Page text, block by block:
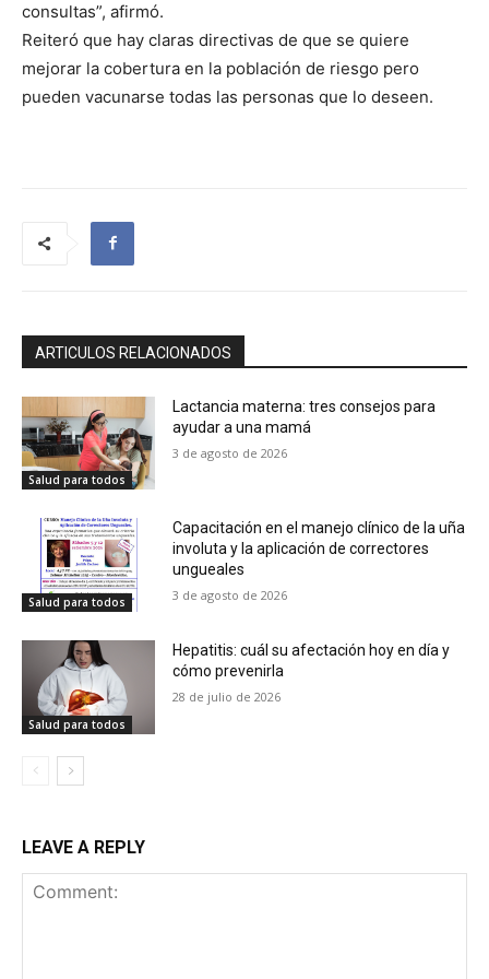
consultas”, afirmó.
Reiteró que hay claras directivas de que se quiere
mejorar la cobertura en la población de riesgo pero
pueden vacunarse todas las personas que lo deseen.
ARTICULOS RELACIONADOS
Salud para todos
Lactancia materna: tres consejos para
ayudar a una mamá
3 de agosto de 2026
Salud para todos
Capacitación en el manejo clínico de la uña
involuta y la aplicación de correctores
ungueales
3 de agosto de 2026
Salud para todos
Hepatitis: cuál su afectación hoy en día y
cómo prevenirla
28 de julio de 2026
LEAVE A REPLY